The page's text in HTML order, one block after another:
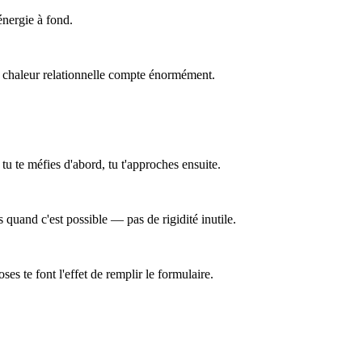
à fond.
relationnelle compte énormément.
te méfies d'abord, tu t'approches ensuite.
quand c'est possible — pas de rigidité inutile.
te font l'effet de remplir le formulaire.